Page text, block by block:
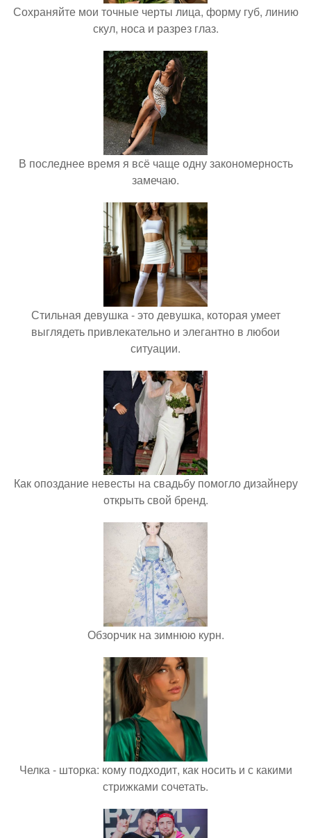
Сохраняйте мои точные черты лица, форму губ, линию
скул, носа и разрез глаз.
В последнее время я всё чаще одну закономерность
замечаю.
Стильная девушка - это девушка, которая умеет
выглядеть привлекательно и элегантно в любои
ситуации.
Как опоздание невесты на свадьбу помогло дизайнеру
открыть свой бренд.
Обзорчик на зимнюю курн.
Челка - шторка: кому подходит, как носить и с какими
стрижками сочетать.